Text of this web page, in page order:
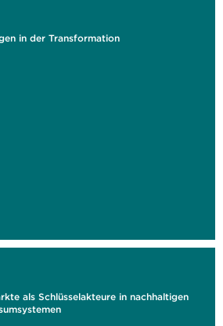
in der Transformation
als Schlüsselakteure in nachhaltigen